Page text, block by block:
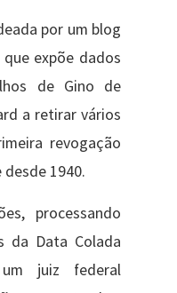
por um blog
expõe dados
de Gino de
a retirar vários
revogação
1940.
processando
da Data Colada
juiz federal